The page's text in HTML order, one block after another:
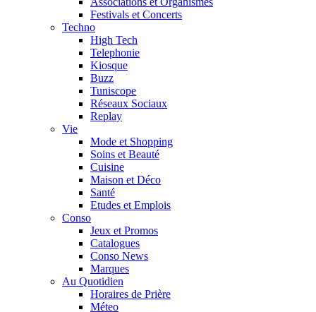
Festivals et Concerts
Techno
High Tech
Telephonie
Kiosque
Buzz
Tuniscope
Réseaux Sociaux
Replay
Vie
Mode et Shopping
Soins et Beauté
Cuisine
Maison et Déco
Santé
Etudes et Emplois
Conso
Jeux et Promos
Catalogues
Conso News
Marques
Au Quotidien
Horaires de Prière
Méteo